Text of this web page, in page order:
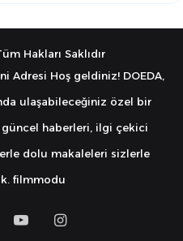
Hakları Saklıdır
Adresi Hoş geldiniz! DOEDA,
ulaşabileceğiniz özel bir
güncel haberleri, ilgi çekici
dolu makaleleri sizlerle
filmmodu
YouTubeInstagram